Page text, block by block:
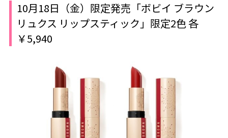
10月18日（金）限定発売「ボビイ ブラウン
リュクス リップスティック」限定2色 各
￥5,940